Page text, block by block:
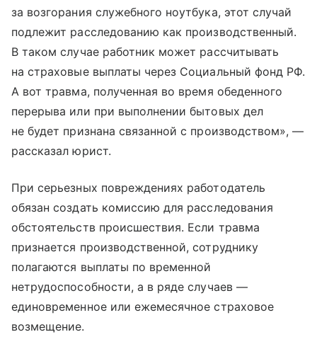
за возгорания служебного ноутбука, этот случай
подлежит расследованию как производственный.
В таком случае работник может рассчитывать
на страховые выплаты через Социальный фонд РФ.
А вот травма, полученная во время обеденного
перерыва или при выполнении бытовых дел
не будет признана связанной с производством», —
рассказал юрист.
При серьезных повреждениях работодатель
обязан создать комиссию для расследования
обстоятельств происшествия. Если травма
признается производственной, сотруднику
полагаются выплаты по временной
нетрудоспособности, а в ряде случаев —
единовременное или ежемесячное страховое
возмещение.